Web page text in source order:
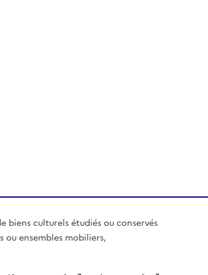
biens culturels étudiés ou conservés
ensembles mobiliers,